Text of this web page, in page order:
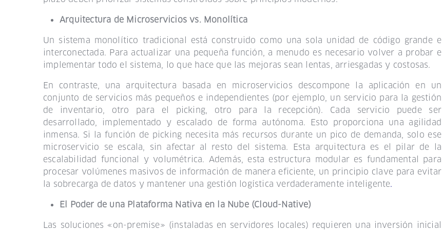
Arquitectura de Microservicios vs. Monolítica
Un sistema monolítico tradicional está construido como una sola unidad de código grande e
interconectada. Para actualizar una pequeña función, a menudo es necesario volver a probar e
implementar todo el sistema, lo que hace que las mejoras sean lentas, arriesgadas y costosas.
En contraste, una arquitectura basada en microservicios descompone la aplicación en un
conjunto de servicios más pequeños e independientes (por ejemplo, un servicio para la gestión
de inventario, otro para el picking, otro para la recepción). Cada servicio puede ser
desarrollado, implementado y escalado de forma autónoma. Esto proporciona una agilidad
inmensa. Si la función de picking necesita más recursos durante un pico de demanda, solo ese
microservicio se escala, sin afectar al resto del sistema. Esta arquitectura es el pilar de la
escalabilidad funcional y volumétrica. Además, esta estructura modular es fundamental para
procesar volúmenes masivos de información de manera eficiente, un principio clave para evitar
la sobrecarga de datos y mantener una gestión logística verdaderamente inteligente.
El Poder de una Plataforma Nativa en la Nube (Cloud-Native)
Las soluciones «on-premise» (instaladas en servidores locales) requieren una inversión inicial